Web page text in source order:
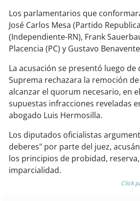
soysanantonio
soychillán
soysancarlos
soytalcahuano
soyconcepción
soycoronel
soyarauco
Los parlamentarios que
José Carlos Mesa (Partido
(Independiente-RN), Frank
Placencia (PC) y Gustavo
La acusación se presentó luego de
Suprema rechazara la remoción
alcanzar el quorum necesario, en
supuestas infracciones reveladas
abogado Luis Hermosilla.
Los diputados oficialistas
deberes" por parte del juez,
los principios de probidad,
imparcialidad.
Click